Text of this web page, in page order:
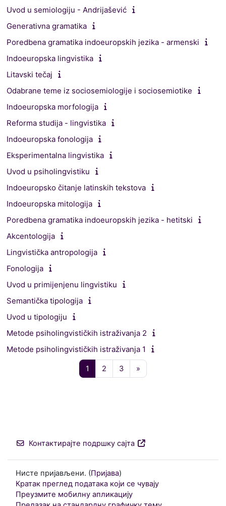
Uvod u semiologiju - Andrijašević
Generativna gramatika
Poredbena gramatika indoeuropskih jezika - armenski
Indoeuropska lingvistika
Litavski tečaj
Odabrane teme iz sociosemiologije i sociosemiotike
Indoeuropska morfologija
Reforma studija - lingvistika
Indoeuropska fonologija
Eksperimentalna lingvistika
Uvod u psiholingvistiku
Indoeuropsko čitanje latinskih tekstova
Indoeuropska mitologija
Poredbena gramatika indoeuropskih jezika - hetitski
Akcentologija
Lingvistička antropologija
Fonologija
Uvod u primijenjenu lingvistiku
Semantička tipologija
Uvod u tipologiju
Metode psiholingvističkih istraživanja 2
Metode psiholingvističkih istraživanja 1
1 Страница 1
2 Страница 2
3Страница 3
»
Контактирајте подршку сајта
Нисте пријављени. (Пријава)
Кратак преглед података који се чувају
Преузмите мобилну апликацију